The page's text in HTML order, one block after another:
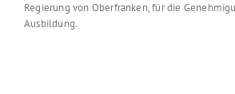
Regierung von Oberfranken, für die
Ausbildung.